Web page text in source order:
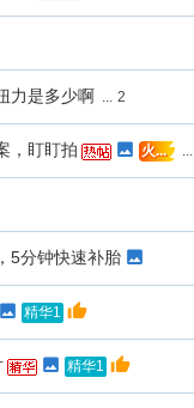
力是多少啊 ... 2
，盯盯拍 火... ...
5分钟快速补胎
精华1
精华1